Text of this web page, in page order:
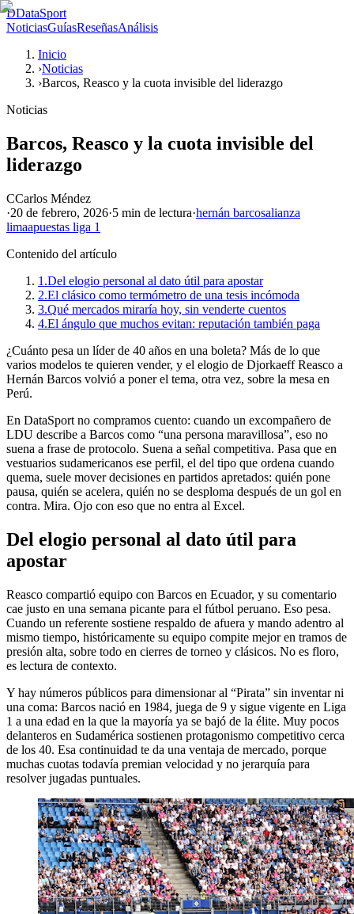
DDataSport
NoticiasGuíasReseñasAnálisis
Inicio
›Noticias
›Barcos, Reasco y la cuota invisible del liderazgo
Noticias
Barcos, Reasco y la cuota invisible del
liderazgo
CCarlos Méndez
·20 de febrero, 2026·5 min de lectura·hernán barcosalianza
limaapuestas liga 1
Contenido del artículo
1.Del elogio personal al dato útil para apostar
2.El clásico como termómetro de una tesis incómoda
3.Qué mercados miraría hoy, sin venderte cuentos
4.El ángulo que muchos evitan: reputación también paga
¿Cuánto pesa un líder de 40 años en una boleta? Más de lo que
varios modelos te quieren vender, y el elogio de Djorkaeff Reasco a
Hernán Barcos volvió a poner el tema, otra vez, sobre la mesa en
Perú.
En DataSport no compramos cuento: cuando un excompañero de
LDU describe a Barcos como “una persona maravillosa”, eso no
suena a frase de protocolo. Suena a señal competitiva. Pasa que en
vestuarios sudamericanos ese perfil, el del tipo que ordena cuando
quema, suele mover decisiones en partidos apretados: quién pone
pausa, quién se acelera, quién no se desploma después de un gol en
contra. Mira. Ojo con eso que no entra al Excel.
Del elogio personal al dato útil para
apostar
Reasco compartió equipo con Barcos en Ecuador, y su comentario
cae justo en una semana picante para el fútbol peruano. Eso pesa.
Cuando un referente sostiene respaldo de afuera y mando adentro al
mismo tiempo, históricamente su equipo compite mejor en tramos de
presión alta, sobre todo en cierres de torneo y clásicos. No es floro,
es lectura de contexto.
Y hay números públicos para dimensionar al “Pirata” sin inventar ni
una coma: Barcos nació en 1984, juega de 9 y sigue vigente en Liga
1 a una edad en la que la mayoría ya se bajó de la élite. Muy pocos
delanteros en Sudamérica sostienen protagonismo competitivo cerca
de los 40. Esa continuidad te da una ventaja de mercado, porque
muchas cuotas todavía premian velocidad y no jerarquía para
resolver jugadas puntuales.